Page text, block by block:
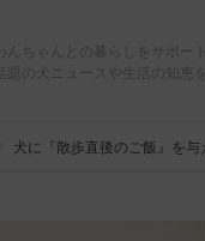
わんちゃんとの暮らしをサポー
話題の犬ニュースや生活の知恵
犬に『散歩直後のご飯』を